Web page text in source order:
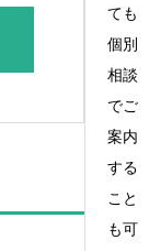
ても
個別
相談
でご
案内
する
こと
も可